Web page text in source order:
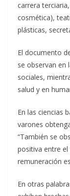
carrera
cosmética),
plásticas,
El documento
se observan en
sociales,
salud y en
En las ciencias
varones
“También se
positiva entre
remuneración
En otras